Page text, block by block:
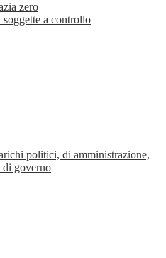
zero
a controllo
politici, di amministrazione,
di governo